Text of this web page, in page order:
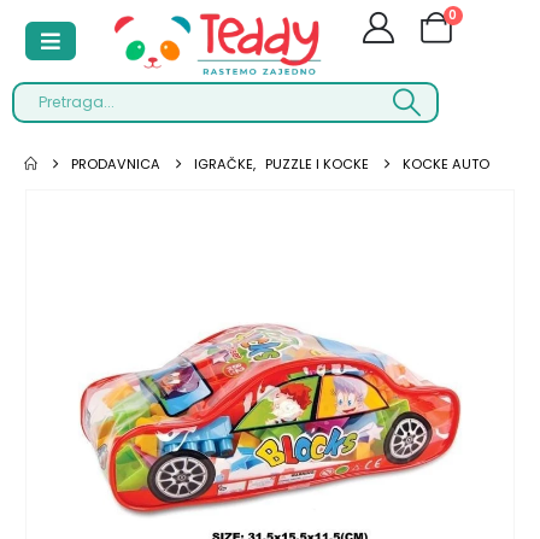
0
PRODAVNICA IGRAČKE, PUZZLE I KOCKE KOCKE AUTO